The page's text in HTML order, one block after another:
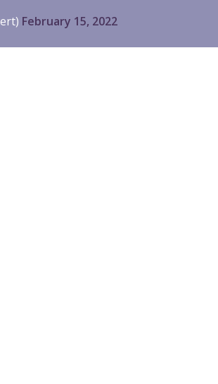
February 15, 2022